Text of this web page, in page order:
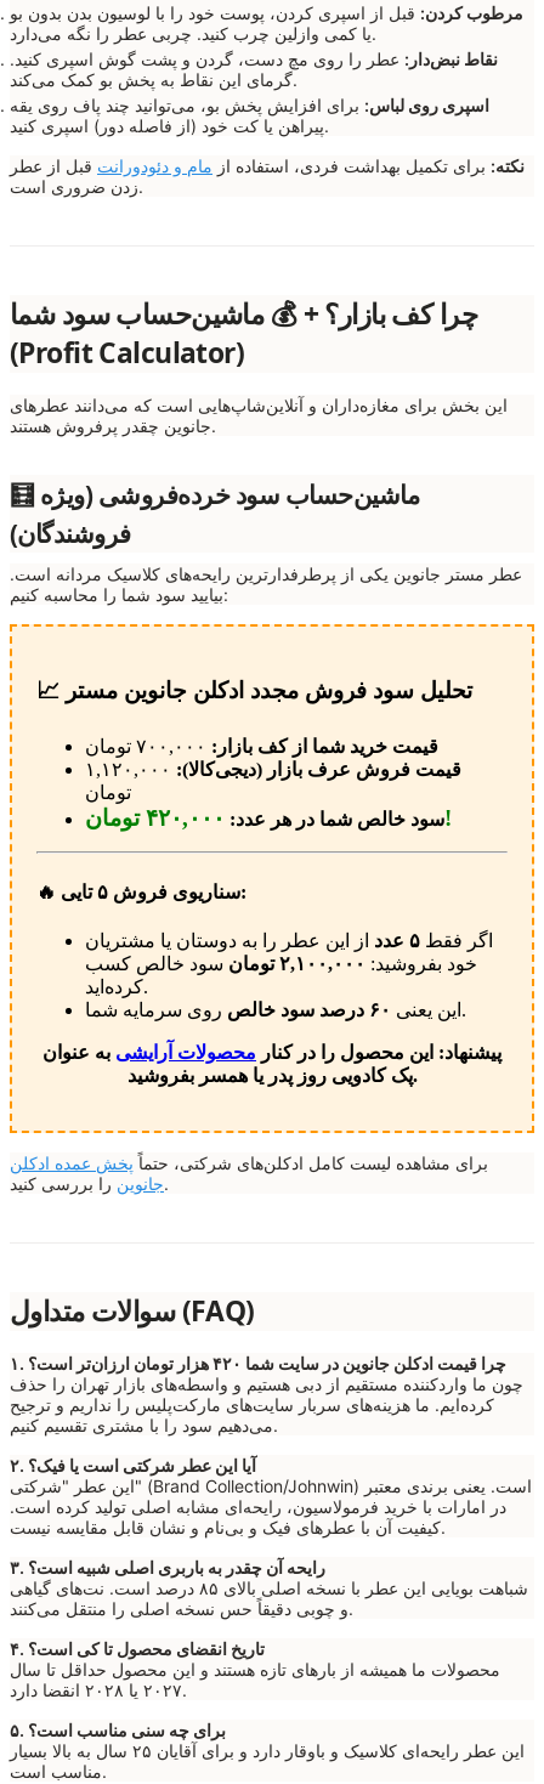
مرطوب کردن: قبل از اسپری کردن، پوست خود را با لوسیون بدن بدون بو
یا کمی وازلین چرب کنید. چربی عطر را نگه می‌دارد.
نقاط نبض‌دار: عطر را روی مچ دست، گردن و پشت گوش اسپری کنید.
گرمای این نقاط به پخش بو کمک می‌کند.
اسپری روی لباس: برای افزایش پخش بو، می‌توانید چند پاف روی یقه
پیراهن یا کت خود (از فاصله دور) اسپری کنید.
نکته: برای تکمیل بهداشت فردی، استفاده از مام و دئودورانت قبل از عطر
زدن ضروری است.
چرا کف بازار؟ + 💰 ماشین‌حساب سود شما
(Profit Calculator)
این بخش برای مغازه‌داران و آنلاین‌شاپ‌هایی است که می‌دانند عطرهای
جانوین چقدر پرفروش هستند.
🧮 ماشین‌حساب سود خرده‌فروشی (ویژه
فروشندگان)
عطر مستر جانوین یکی از پرطرفدارترین رایحه‌های کلاسیک مردانه است.
بیایید سود شما را محاسبه کنیم:
📈 تحلیل سود فروش مجدد ادکلن جانوین مستر
قیمت خرید شما از کف بازار:
قیمت فروش عرف بازار (دیجی‌کالا): ۱,۱۲۰,۰۰۰
تومان
سود خالص شما در هر عدد:۴۲۰,۰۰۰ تومان!
🔥 سناریوی فروش ۵ تایی:
اگر فقط ۵ عدد
از این عطر را به دوستان یا مشتریان
خود بفروشید: ۲,۱۰۰,۰۰۰ تومان
سود خالص کسب
کرده‌اید.
این یعنی ۶۰ درصد سود خالص روی سرمایه شما.
پیشنهاد: این محصول را در کنار محصولات آرایشی به عنوان
پک کادویی روز پدر یا همسر بفروشید.
برای مشاهده لیست کامل ادکلن‌های شرکتی، حتماً پخش عمده ادکلن
جانوینرا بررسی کنید.
سوالات متداول (FAQ)
۱. چرا قیمت ادکلن جانوین در سایت شما ۴۲۰ هزار تومان ارزان‌تر است؟
چون ما واردکننده مستقیم از دبی هستیم و واسطه‌های بازار تهران را حذف
کرده‌ایم. ما هزینه‌های سربار سایت‌های مارکت‌پلیس را نداریم و ترجیح
می‌دهیم سود را با مشتری تقسیم کنیم.
۲. آیا این عطر شرکتی است یا فیک؟
این عطر "شرکتی" (Brand Collection/Johnwin) است. یعنی برندی معتبر
در امارات با خرید فرمولاسیون، رایحه‌ای مشابه اصلی تولید کرده است.
کیفیت آن با عطرهای فیک و بی‌نام و نشان قابل مقایسه نیست.
۳. رایحه آن چقدر به باربری اصلی شبیه است؟
شباهت بویایی این عطر با نسخه اصلی بالای ۸۵ درصد است. نت‌های گیاهی
و چوبی دقیقاً حس نسخه اصلی را منتقل می‌کنند.
۴. تاریخ انقضای محصول تا کی است؟
محصولات ما همیشه از بارهای تازه هستند و این محصول حداقل تا سال
۲۰۲۷ یا ۲۰۲۸ انقضا دارد.
۵. برای چه سنی مناسب است؟
این عطر رایحه‌ای کلاسیک و باوقار دارد و برای آقایان ۲۵ سال به بالا بسیار
مناسب است.